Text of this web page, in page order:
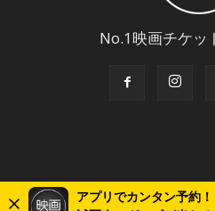
アプリでカンタン予約！
No.1映画チケッ